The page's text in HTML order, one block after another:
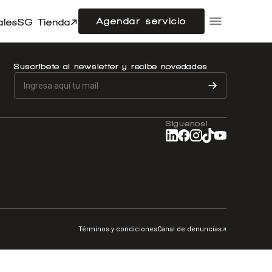
SG Tienda Agendar servicio
tu auto
Acerca de SG Autos
Financiamiento
Flotas
Suscríbete al newsletter y recibe novedades
Síguenos!
Términos y condicionesCanal de denuncias